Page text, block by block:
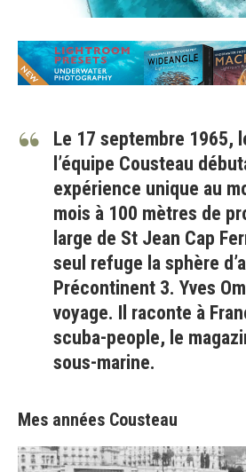
Le 17 septembre 1965,
l’équipe Cousteau
expérience unique au
mois à 100 mètres de
large de St Jean Cap
seul refuge la sphère
Précontinent 3. Yves
voyage. Il raconte à
scuba-people, le
sous-marine.
Mes années Cousteau